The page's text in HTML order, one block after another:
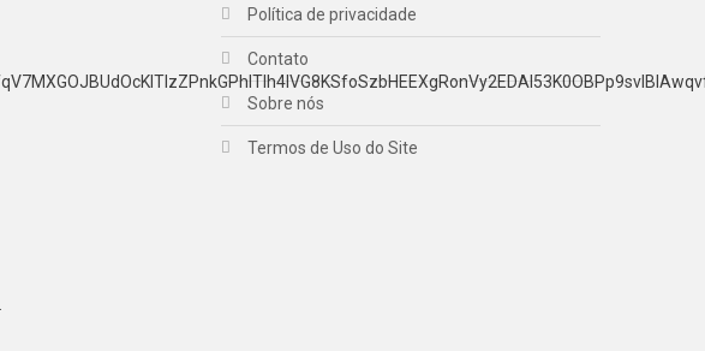
Política de privacidade
Contato
Sobre nós
Termos de Uso do Site